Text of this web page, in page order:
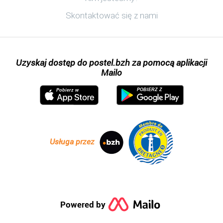
Skontaktować się z nami
Uzyskaj dostęp do postel.bzh za pomocą aplikacji
Mailo
Pobierz w POBIERZ Z
Usługa przez
Powered by